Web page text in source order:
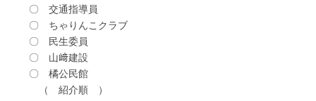
〇 交通指導員
〇 ちゃりんこクラブ
〇 民生委員
〇 山﨑建設
〇 橘公民館
（ 紹介順 ）